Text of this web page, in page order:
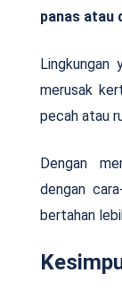
panas atau
Lingkungan
merusak
pecah atau
Dengan
dengan
bertahan